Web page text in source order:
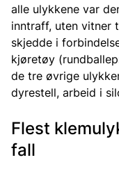
alle ulykkene var
inntraff, uten vitner
skjedde i
kjøretøy
de tre øvrige
dyrestell, arbeid i
Flest
fall